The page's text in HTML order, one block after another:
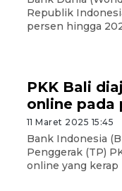
Republik
persen hingga
PKK Bali
online pada
11 Maret 2025 15:45
Bank Indonesia
Penggerak (TP)
online yang kerap